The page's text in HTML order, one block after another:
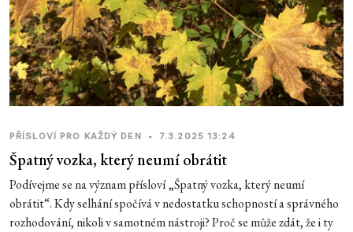
PŘÍSLOVÍ PRO KAŽDÝ DEN • 7.3.2025 13:24
Špatný vozka, který neumí obrátit
Podívejme se na význam přísloví „Špatný vozka, který neumí
obrátit“. Kdy selhání spočívá v nedostatku schopností a správného
rozhodování, nikoli v samotném nástroji? Proč se může zdát, že i ty